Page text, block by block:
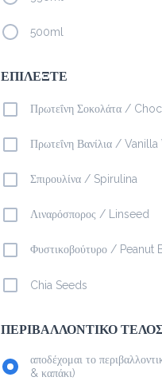
500ml
ΕΠΙΛΕΞΤΕ
Πρωτεΐνη Σοκολάτα /
Πρωτεΐνη Βανίλια / Vanilla
Σπιρουλίνα / Spirulina
Λιναρόσπορος / Linseed
Φυστικοβούτυρο / Peanut
Chia Seeds
ΠΕΡΙΒΑΛΛΟΝΤΙΚΟ
αποδέχομαι το
& καπάκι)